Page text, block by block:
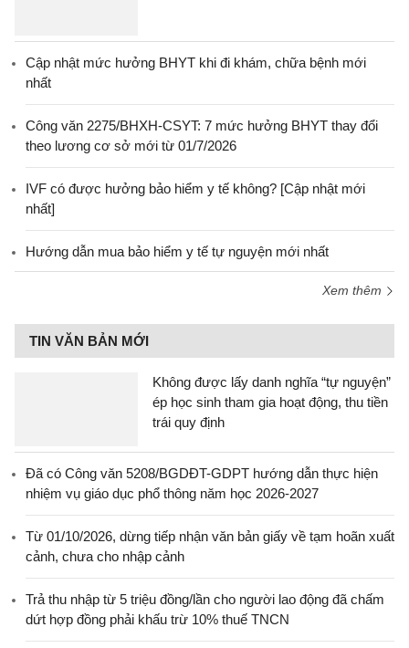
Cập nhật mức hưởng BHYT khi đi khám, chữa bệnh mới
nhất
Công văn 2275/BHXH-CSYT: 7 mức hưởng BHYT thay đổi
theo lương cơ sở mới từ 01/7/2026
IVF có được hưởng bảo hiểm y tế không? [Cập nhật mới
nhất]
Hướng dẫn mua bảo hiểm y tế tự nguyện mới nhất
Xem thêm
TIN VĂN BẢN MỚI
Không được lấy danh nghĩa “tự nguyện”
ép học sinh tham gia hoạt động, thu tiền
trái quy định
Đã có Công văn 5208/BGDĐT-GDPT hướng dẫn thực hiện
nhiệm vụ giáo dục phổ thông năm học 2026-2027
Từ 01/10/2026, dừng tiếp nhận văn bản giấy về tạm hoãn xuất
cảnh, chưa cho nhập cảnh
Trả thu nhập từ 5 triệu đồng/lần cho người lao động đã chấm
dứt hợp đồng phải khấu trừ 10% thuế TNCN